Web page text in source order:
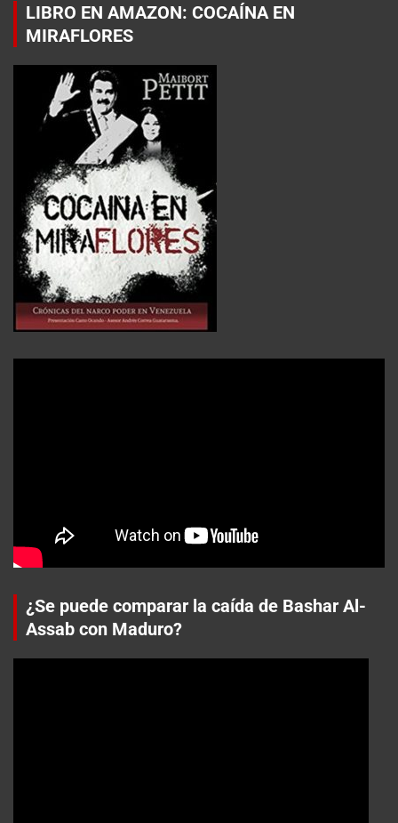
LIBRO EN AMAZON: COCAÍNA EN
MIRAFLORES
¿Se puede comparar la caída de Bashar Al-
Assab con Maduro?